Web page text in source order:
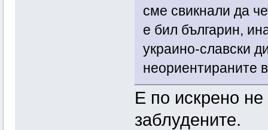
сме свикнали да
е бил българин,
украино-славски
неориентираните
Е по искрено
заблудените.